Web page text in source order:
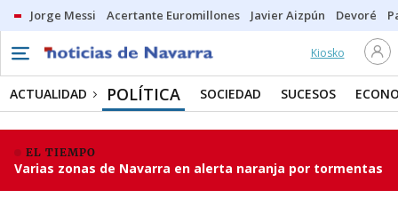
Jorge Messi Acertante Euromillones Javier Aizpún Devoré
Kiosko
ACTUALIDAD POLÍTICA SOCIEDAD SUCESOS
EL TIEMPO
Varias zonas de Navarra en alerta naranja por tormentas